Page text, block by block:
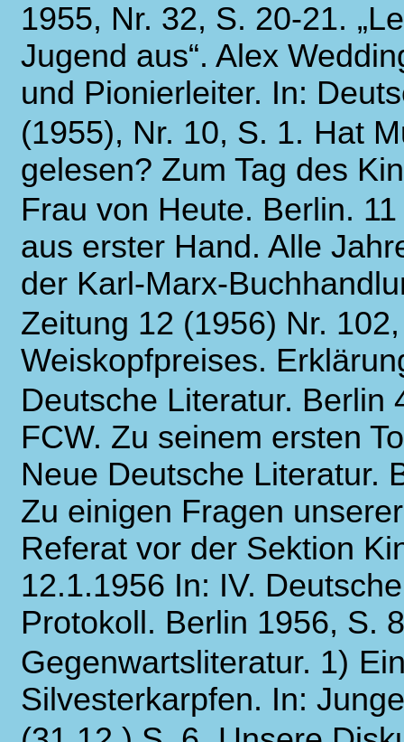
1955, Nr. 32, S. 20-21.
Jugend aus“. Alex
und Pionierleiter. In:
(1955), Nr. 10, S. 1. Hat
gelesen? Zum Tag des
Frau von Heute. Berlin.
aus erster Hand. Alle
der Karl-Marx-
Zeitung 12 (1956) Nr.
Weiskopfpreises.
Deutsche Literatur. Berlin
FCW. Zu seinem ersten
Neue Deutsche Literatur.
Zu einigen Fragen
Referat vor der Sektion
12.1.1956 In: IV.
Protokoll. Berlin 1956, S.
Gegenwartsliteratur. 1)
Silvesterkarpfen. In: